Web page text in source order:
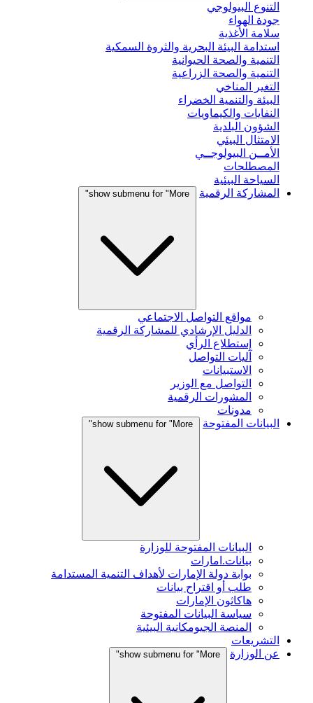
التنوع البيولوجي
جودة الهواء
سلامة الأغذية
استدامة البيئة البحرية والثروة السمكية
التنمية والصحة الحيوانية
التنمية والصحة الزراعية
التغير المناخي
البيئة والتنمية الخضراء
النفايات والكيماويات
الشؤون البلدية
الامتثال البيئي
الأمــن البيولوجــي
المصطلحات
السياحة البيئية
المشاركة الرقمية
show submenu for "More"
مواقع التواصل الاجتماعي
الدليل الإرشادي للمشاركة الرقمية
إستطلاع الرأي
آليات التواصل
الاستبيانات
التواصل مع الوزير
المشورات الرقمية
مدونات
البيانات المفتوحة
show submenu for "More"
البيانات المفتوحة للوزارة
بيانات.امارات
بوابة دولة الإمارات لأهداف التنمية المستدامة
طلب أو اقتراح بيانات
هاكاثون الإمارات
سياسة البيانات المفتوحة
المنصة الجيومكانية البيئية
التشريعات
عن الوزارة
show submenu for "More"